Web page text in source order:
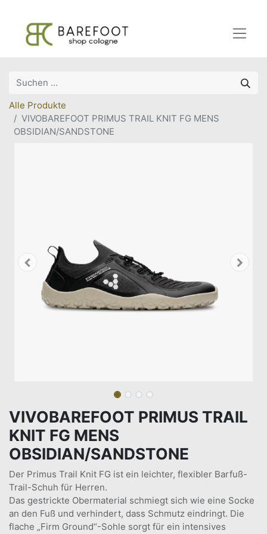
Alle Produkte
VIVOBAREFOOT PRIMUS TRAIL KNIT FG MENS
OBSIDIAN/SANDSTONE
VIVOBAREFOOT PRIMUS TRAIL
KNIT FG MENS
OBSIDIAN/SANDSTONE
Der Primus Trail Knit FG ist ein leichter, flexibler Barfuß-
Trail-Schuh für Herren.
Das gestrickte Obermaterial schmiegt sich wie eine Socke
an den Fuß und verhindert, dass Schmutz eindringt. Die
flache „Firm Ground“-Sohle sorgt für ein intensives